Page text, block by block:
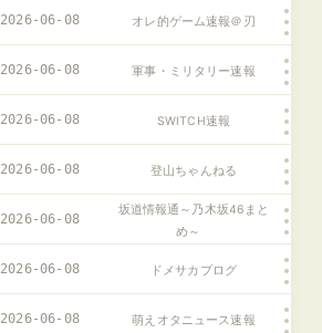
2026-06-08 オレ的ゲーム速報＠刃
2026-06-08 軍事・ミリタリー速報
2026-06-08 SWITCH速報
2026-06-08 登山ちゃんねる
2026-06-08
坂道情報通～乃木坂46まと
め～
2026-06-08 ドメサカブログ
2026-06-08 萌えオタニュース速報